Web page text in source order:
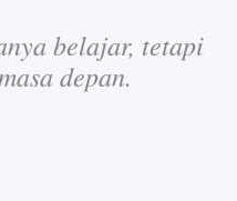
belajar, tetapi
depan.